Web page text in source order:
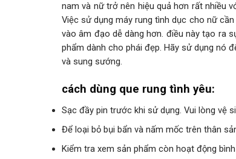
nam và nữ trở nên hiệu quả hơn rất nhiều
Việc sử dụng máy rung tình dục cho nữ
vào âm đạo dễ dàng hơn. điều này tạo ra
phẩm dành cho phái đẹp. Hãy sử dụng nó
và sung sướng.
cách dùng que rung tình yêu:
Sạc đầy pin trước khi sử dụng. Vui lòng vệ
Để loại bỏ bụi bẩn và nấm mốc trên thân
Kiểm tra xem sản phẩm còn hoạt động